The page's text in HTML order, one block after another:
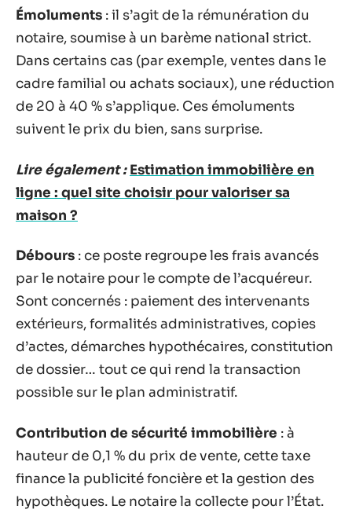
Émoluments : il s’agit de la rémunération du
notaire, soumise à un barème national strict.
Dans certains cas (par exemple, ventes dans le
cadre familial ou achats sociaux), une réduction
de 20 à 40 % s’applique. Ces émoluments
suivent le prix du bien, sans surprise.
Lire également : Estimation immobilière en
ligne : quel site choisir pour valoriser sa
maison ?
Débours : ce poste regroupe les frais avancés
par le notaire pour le compte de l’acquéreur.
Sont concernés : paiement des intervenants
extérieurs, formalités administratives, copies
d’actes, démarches hypothécaires, constitution
de dossier… tout ce qui rend la transaction
possible sur le plan administratif.
Contribution de sécurité immobilière : à
hauteur de 0,1 % du prix de vente, cette taxe
finance la publicité foncière et la gestion des
hypothèques. Le notaire la collecte pour l’État.